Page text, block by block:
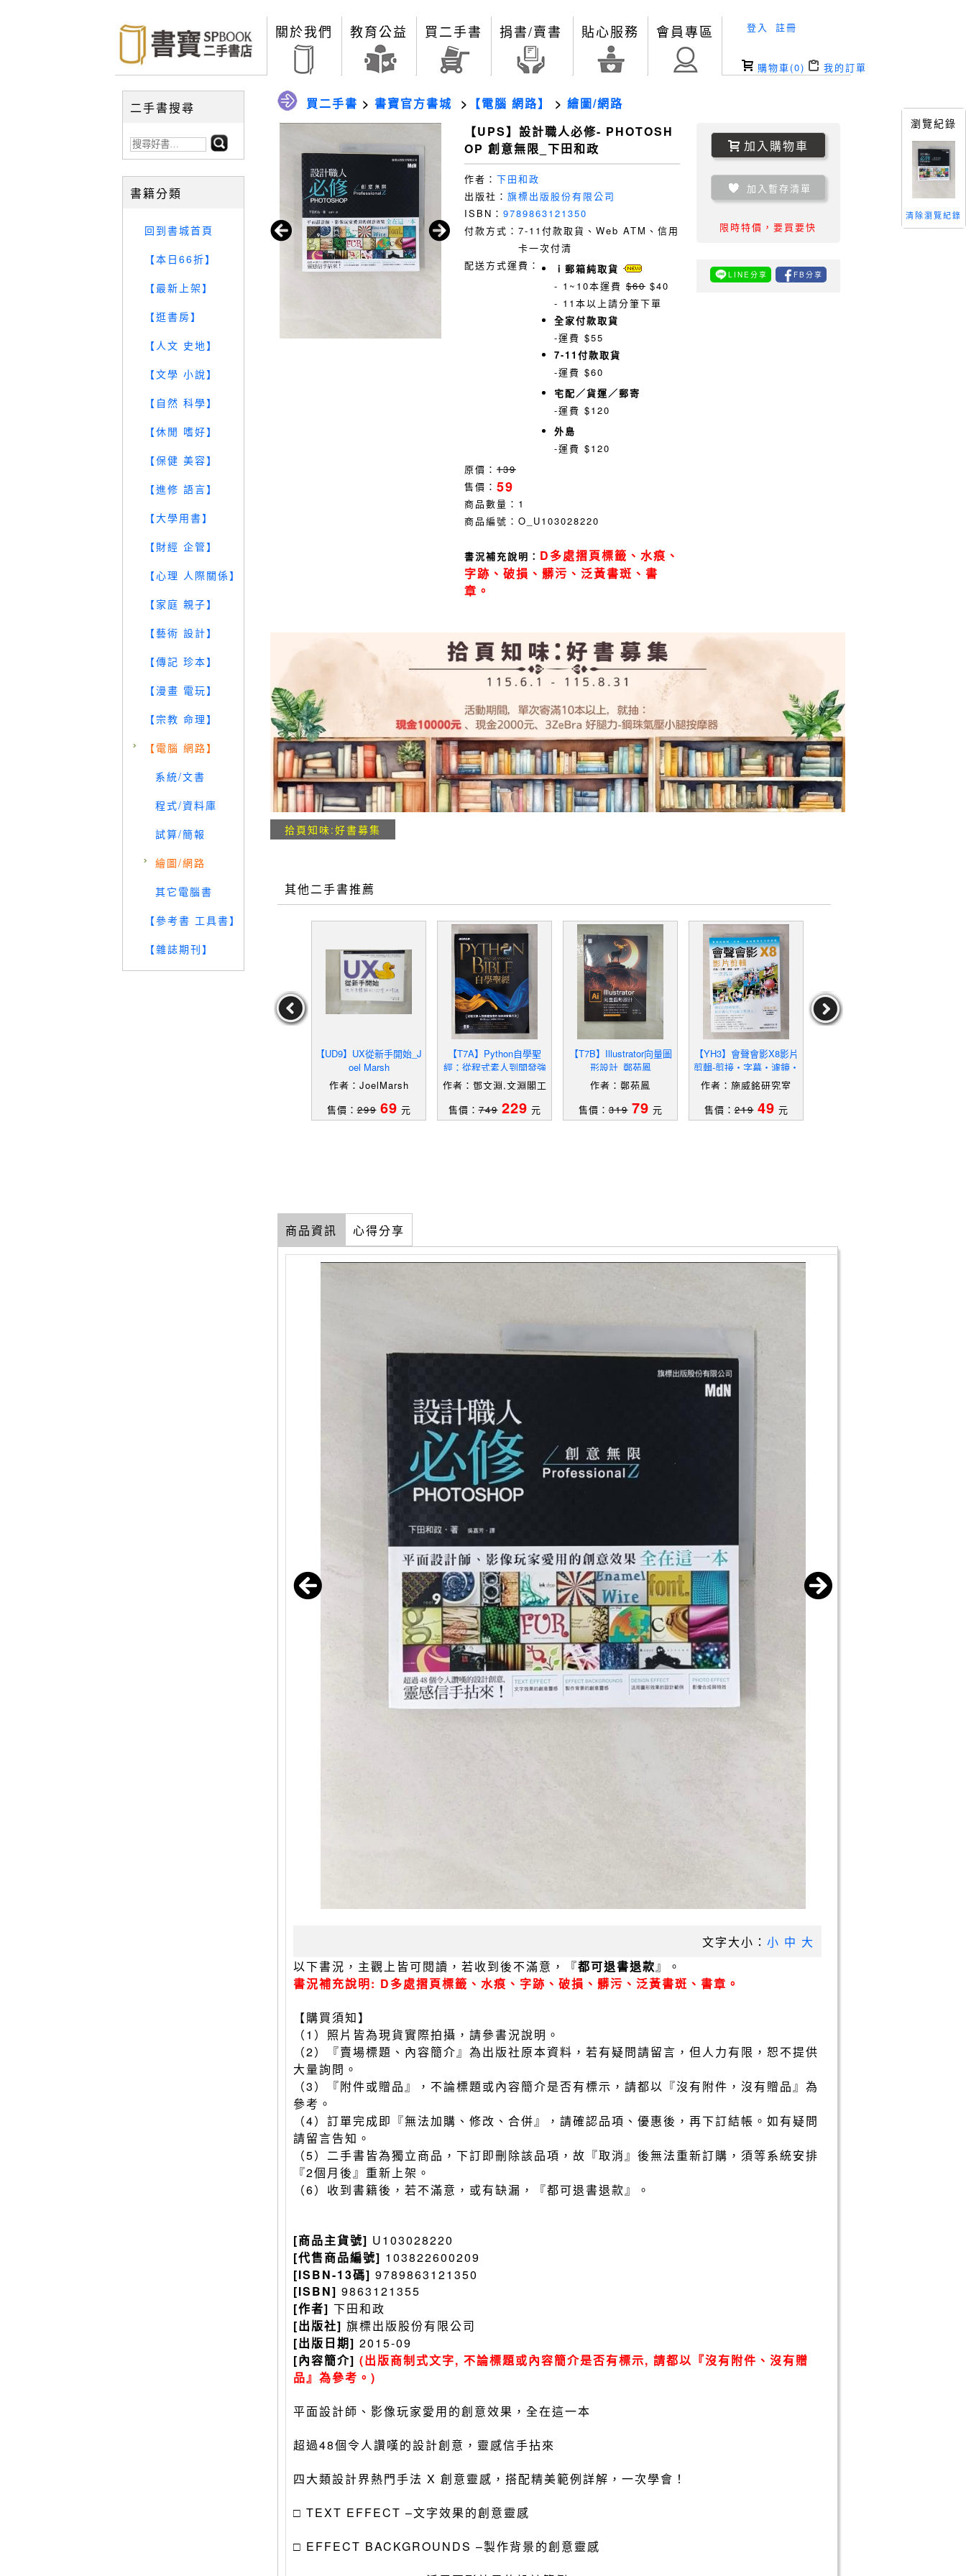
關於我們 教育公益 買二手書 捐書/賣書 貼心服務 會員專區 登入 註冊
購物車(0) 我的訂單
二手書搜尋
書籍分類
回到書城首頁
【本日66折】
【最新上架】
【逛書房】
【人文 史地】
【文學 小說】
【自然 科學】
【休閒 嗜好】
【保健 美容】
【進修 語言】
【大學用書】
【財經 企管】
【心理 人際關係】
【家庭 親子】
【藝術 設計】
【傳記 珍本】
【漫畫 電玩】
【宗教 命理】
【電腦 網路】
系統/文書
程式/資料庫
試算/簡報
繪圖/網路
其它電腦書
【參考書 工具書】
【雜誌期刊】
買二手書 > 書寶官方書城 > 【電腦 網路】 > 繪圖/網路
【UPS】設計職人必修- PHOTOSH
OP 創意無限_下田和政
作者： 下田和政
出版社： 旗標出版股份有限公司
ISBN： 9789863121350
付款方式： 7-11付款取貨、Web ATM、信用
卡一次付清
配送方式運費：
ｉ郵箱純取貨
- 1~10本運費 $60 $40
- 11本以上請分筆下單
全家付款取貨
-運費 $55
7-11付款取貨
-運費 $60
宅配／貨運／郵寄
-運費 $120
外島
-運費 $120
原價： 139
售價： 59
商品數量： 1
商品編號： O_U103028220
書況補充說明： D多處摺頁標籤、水痕、
字跡、破損、髒污、泛黃書斑、書
章。
加入購物車
加入暫存清單
限時特價，要買要快
LINE分享 FB分享
拾頁知味:好書募集
其他二手書推薦
【UD9】UX從新手開始_J
oel Marsh
作者：JoelMarsh
售價：299 69 元
【T7A】Python自學聖
經：從程式素人到開發強
者的技術與實戰大全！(附
影音/範例程式)_鄧文淵,
文淵閣工作室
作者：鄧文淵,文淵閣工
售價：749 229 元
【T7B】Illustrator向量圖
形設計_鄭苑鳳
作者：鄭苑鳳
售價：319 79 元
【YH3】會聲會影X8影片
剪輯-剪接‧字幕‧濾鏡‧
配樂‧分享一次搞定_施威
銘研究室
作者：施威銘研究室
售價：219 49 元
商品資訊 心得分享
文字大小： 小 中 大
以下書況，主觀上皆可閱讀，若收到後不滿意，『都可退書退款』。
書況補充說明: D多處摺頁標籤、水痕、字跡、破損、髒污、泛黃書斑、書章。
【購買須知】
（1）照片皆為現貨實際拍攝，請參書況說明。
（2）『賣場標題、內容簡介』為出版社原本資料，若有疑問請留言，但人力有限，恕不提供
大量詢問。
（3）『附件或贈品』，不論標題或內容簡介是否有標示，請都以『沒有附件，沒有贈品』為
參考。
（4）訂單完成即『無法加購、修改、合併』，請確認品項、優惠後，再下訂結帳。如有疑問
請留言告知。
（5）二手書皆為獨立商品，下訂即刪除該品項，故『取消』後無法重新訂購，須等系統安排
『2個月後』重新上架。
（6）收到書籍後，若不滿意，或有缺漏，『都可退書退款』。
[商品主貨號] U103028220
[代售商品編號] 103822600209
[ISBN-13碼] 9789863121350
[ISBN] 9863121355
[作者] 下田和政
[出版社] 旗標出版股份有限公司
[出版日期] 2015-09
[內容簡介] (出版商制式文字, 不論標題或內容簡介是否有標示, 請都以『沒有附件、沒有贈
品』為參考。)
平面設計師、影像玩家愛用的創意效果，全在這一本
超過48個令人讚嘆的設計創意，靈感信手拈來
四大類設計界熱門手法 X 創意靈感，搭配精美範例詳解，一次學會！
□ TEXT EFFECT –文字效果的創意靈感
□ EFFECT BACKGROUNDS –製作背景的創意靈感
瀏覽紀錄
清除瀏覽紀錄